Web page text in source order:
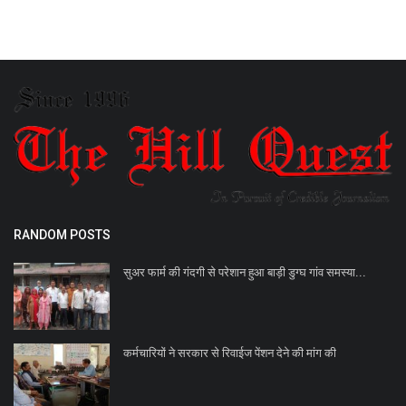
RANDOM POSTS
सुअर फार्म की गंदगी से परेशान हुआ बाड़ी डुग्घ गांव समस्या...
कर्मचारियों ने सरकार से रिवाईज पेंशन देने की मांग की